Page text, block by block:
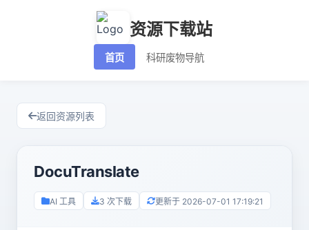
资源下载站
首页 科研废物导航
返回资源列表
DocuTranslate
AI 工具 3 次下载 更新于 2026-07-01 17:19:21